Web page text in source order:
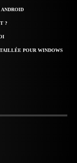
?
POUR WINDOWS